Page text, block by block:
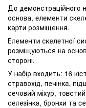
До демонстраційного
основа, елементи
карти розміщення.
Елементи скелетної
розміщуються на
стороні.
У набір входить: 16
стравохід, печінка,
сечовий міхур,
селезінка, бронхи та